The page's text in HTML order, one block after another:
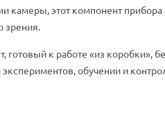
камеры, этот компонент
зрения.
к работе «из коробки»,
обучении и